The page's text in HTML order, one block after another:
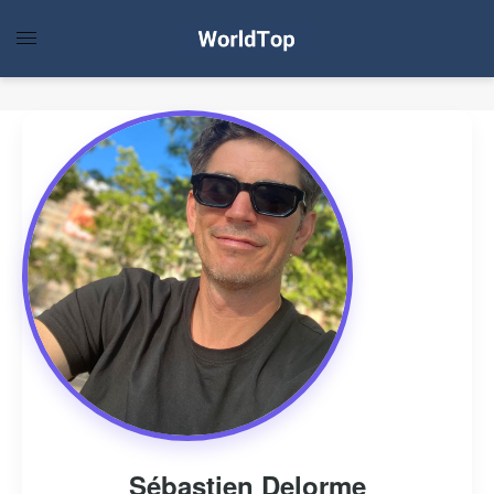
Sébastien Delorme